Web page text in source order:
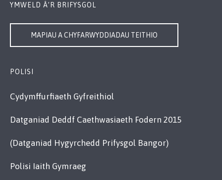
YMWELD Â’R BRIFYSGOL
MAPIAU A CHYFARWYDDIADAU TEITHIO
POLISI
Cydymffurfiaeth Gyfreithiol
Datganiad Deddf Caethwasiaeth Fodern 2015
(Datganiad Hygyrchedd Prifysgol Bangor)
Polisi Iaith Gymraeg